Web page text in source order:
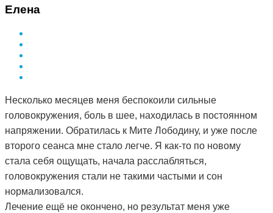
Елена
Несколько месяцев меня беспокоили сильные
головокружения, боль в шее, находилась в постоянном
напряжении. Обратилась к Мите Лободину, и уже после
второго сеанса мне стало легче. Я как-то по новому
стала себя ощущать, начала расслабляться,
головокружения стали не такими частыми и сон
нормализовался.
Лечение ещё не окончено, но результат меня уже